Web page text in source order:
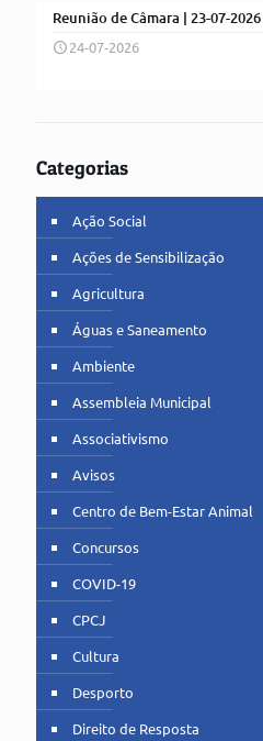
Reunião de Câmara | 23-07-2026
24-07-2026
Categorias
Ação Social
Ações de Sensibilização
Agricultura
Águas e Saneamento
Ambiente
Assembleia Municipal
Associativismo
Avisos
Centro de Bem-Estar Animal
Concursos
COVID-19
CPCJ
Cultura
Desporto
Direito de Resposta